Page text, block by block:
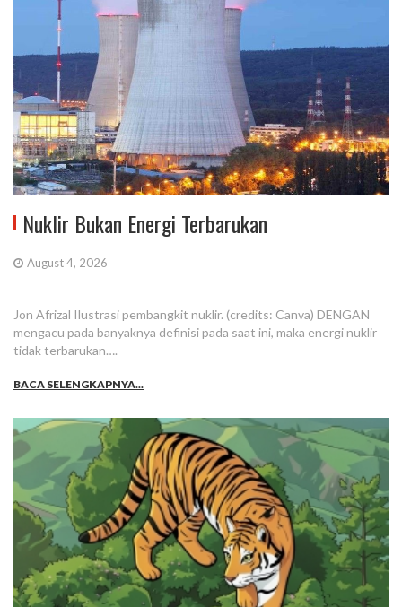
Nuklir Bukan Energi Terbarukan
August 4, 2026
Jon Afrizal Ilustrasi pembangkit nuklir. (credits: Canva) DENGAN
mengacu pada banyaknya definisi pada saat ini, maka energi nuklir
tidak terbarukan….
BACA SELENGKAPNYA...